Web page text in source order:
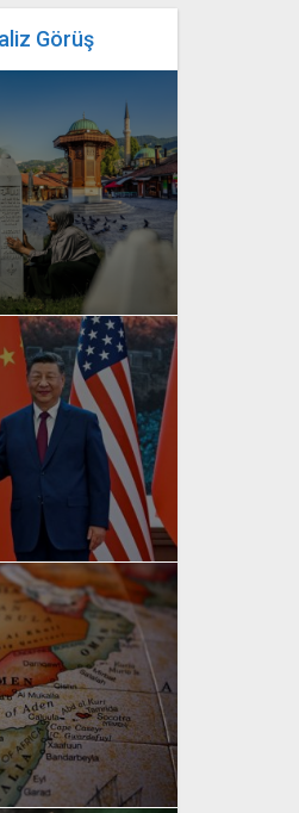
Görüş
Bahri Ak
Ak
Ak